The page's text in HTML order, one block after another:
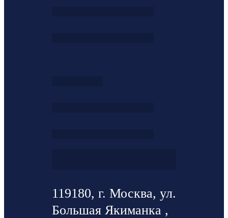
119180, г. Москва, ул.
Большая Якиманка ,